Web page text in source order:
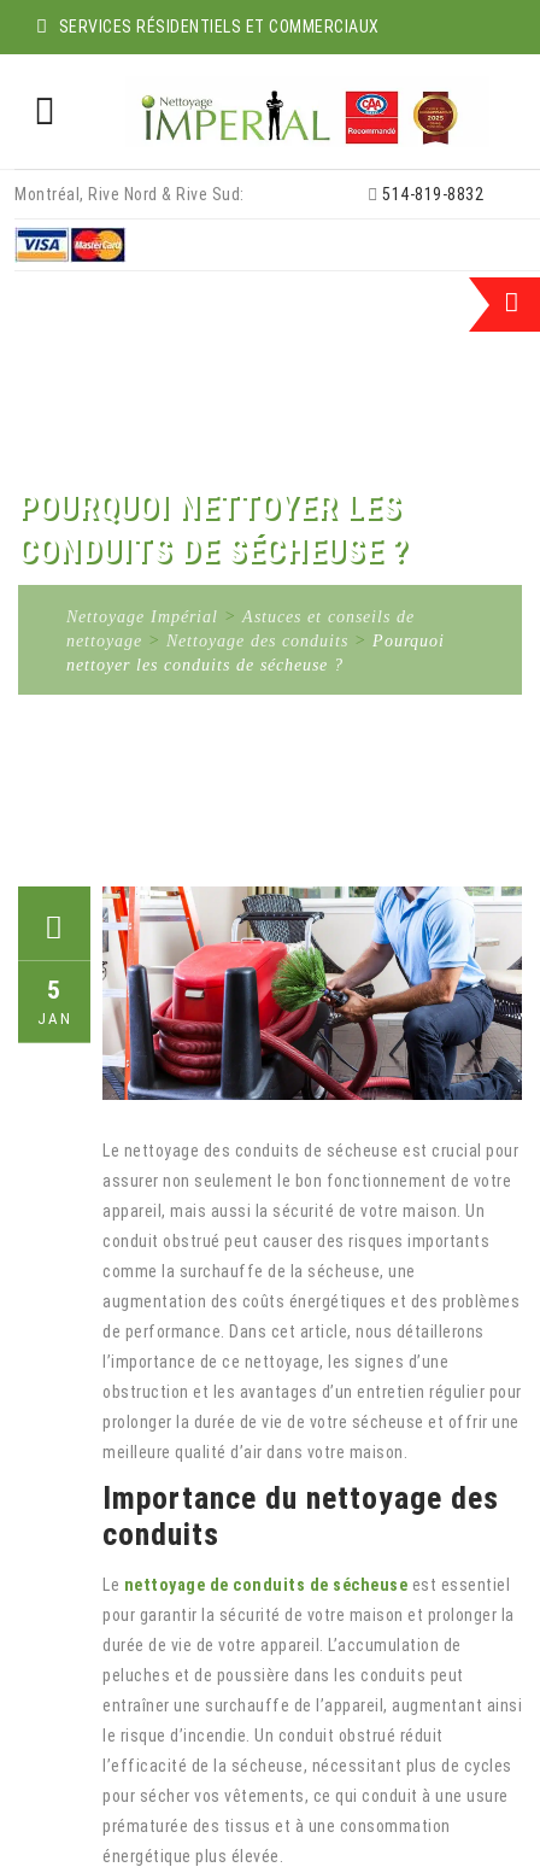
SERVICES RÉSIDENTIELS ET COMMERCIAUX
content
Montréal, Rive Nord & Rive Sud: 514-819-8832
POURQUOI NETTOYER LES
CONDUITS DE SÉCHEUSE ?
Nettoyage Impérial >Astuces et conseils de
nettoyage > Nettoyage des conduits > Pourquoi
nettoyer les conduits de sécheuse ?
5
JAN
Le nettoyage des conduits de sécheuse est crucial pour
assurer non seulement le bon fonctionnement de votre
appareil, mais aussi la sécurité de votre maison. Un
conduit obstrué peut causer des risques importants
comme la surchauffe de la sécheuse, une
augmentation des coûts énergétiques et des problèmes
de performance. Dans cet article, nous détaillerons
l’importance de ce nettoyage, les signes d’une
obstruction et les avantages d’un entretien régulier pour
prolonger la durée de vie de votre sécheuse et offrir une
meilleure qualité d’air dans votre maison.
Importance du nettoyage des
conduits
Le nettoyage de conduits de sécheuse est essentiel
pour garantir la sécurité de votre maison et prolonger la
durée de vie de votre appareil. L’accumulation de
peluches et de poussière dans les conduits peut
entraîner une surchauffe de l’appareil, augmentant ainsi
le risque d’incendie . Un conduit obstrué réduit
l’efficacité de la sécheuse, nécessitant plus de cycles
pour sécher vos vêtements, ce qui conduit à une usure
prématurée des tissus et à une consommation
énergétique plus élevée.